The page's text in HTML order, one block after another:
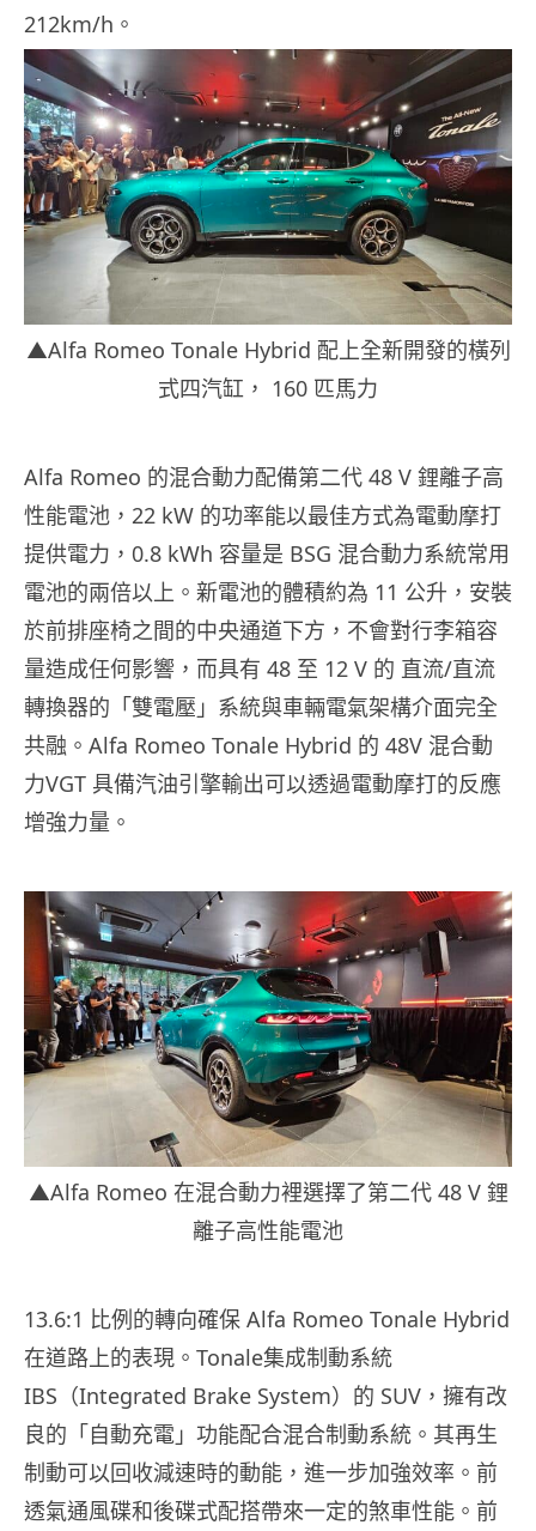
212km/h。
▲Alfa Romeo Tonale Hybrid 配上全新開發的橫列
式四汽缸， 160 匹馬力
Alfa Romeo 的混合動力配備第二代 48 V 鋰離子高
性能電池，22 kW 的功率能以最佳方式為電動摩打
提供電力，0.8 kWh 容量是 BSG 混合動力系統常用
電池的兩倍以上。新電池的體積約為 11 公升，安裝
於前排座椅之間的中央通道下方，不會對行李箱容
量造成任何影響，而具有 48 至 12 V 的 直流/直流
轉換器的「雙電壓」系統與車輛電氣架構介面完全
共融。Alfa Romeo Tonale Hybrid 的 48V 混合動
力VGT 具備汽油引擎輸出可以透過電動摩打的反應
增強力量。
▲Alfa Romeo 在混合動力裡選擇了第二代 48 V 鋰
離子高性能電池
13.6:1 比例的轉向確保 Alfa Romeo Tonale Hybrid
在道路上的表現。Tonale集成制動系統
IBS（Integrated Brake System）的 SUV，擁有改
良的「自動充電」功能配合混合制動系統。其再生
制動可以回收減速時的動能，進一步加強效率。前
透氣通風碟和後碟式配搭帶來一定的煞車性能。前